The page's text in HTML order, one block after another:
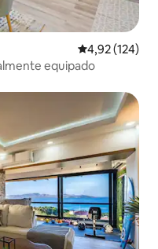
4,92 de uma
4,92 (124)
equipado